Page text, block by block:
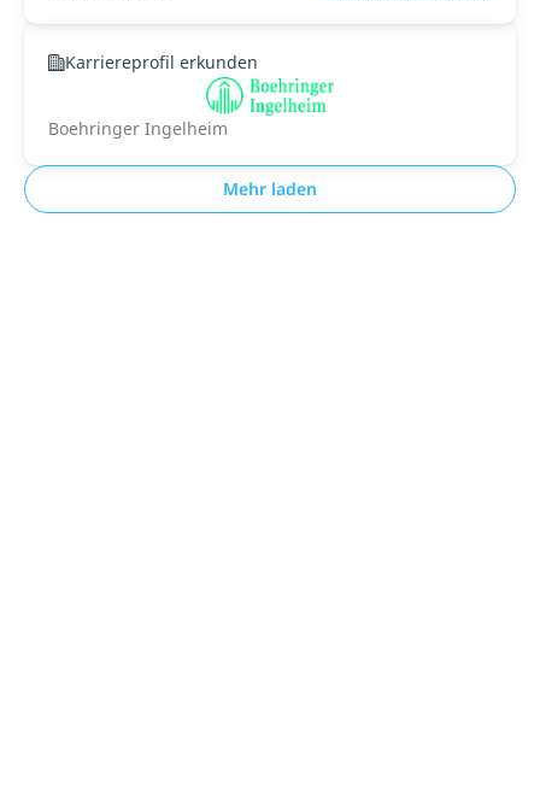
Karriereprofil erkunden
Boehringer Ingelheim
Mehr laden